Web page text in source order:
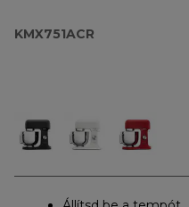
KMX751ACR